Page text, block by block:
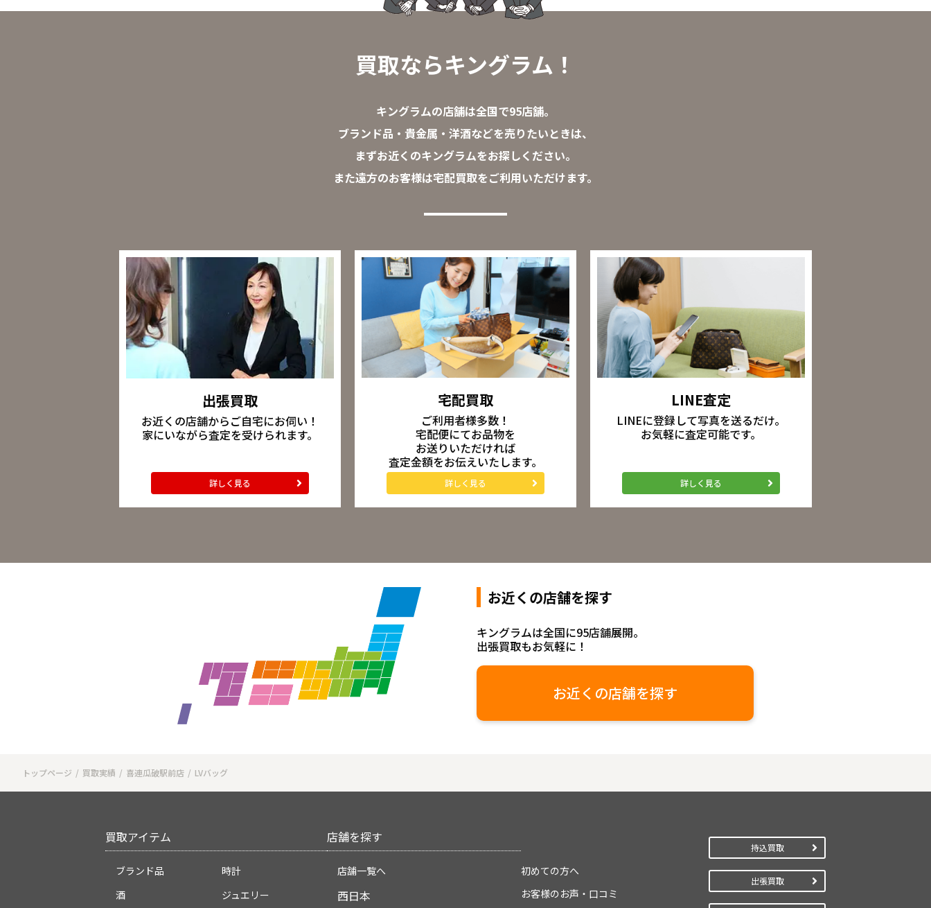
買取ならキングラム！
キングラムの店舗は全国で95店舗。
ブランド品・貴金属・洋酒などを売りたいときは、
まずお近くのキングラムをお探しください。
また遠方のお客様は宅配買取をご利用いただけます。
出張買取
お近くの店舗からご自宅にお伺い！
家にいながら査定を受けられます。
詳しく見る
宅配買取
ご利用者様多数！
宅配便にてお品物を
お送りいただければ
査定金額をお伝えいたします。
詳しく見る
LINE査定
LINEに登録して写真を送るだけ。
お気軽に査定可能です。
詳しく見る
お近くの店舗を探す
キングラムは全国に95店舗展開。
出張買取もお気軽に！
お近くの店舗を探す
トップページ 買取実績 喜連瓜破駅前店 LVバッグ
買取アイテム
ブランド品
時計
酒
ジュエリー
店舗を探す
店舗一覧へ
西日本
初めての方へ
お客様のお声・口コミ
持込買取
出張買取